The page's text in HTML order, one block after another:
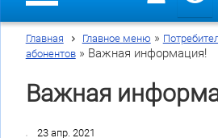
Главная Главное меню »
абонентов» Важная информация!
Важная
23 апр. 2021